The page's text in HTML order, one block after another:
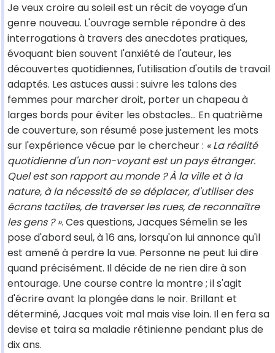
Je veux croire au soleil est un récit de voyage d'un
genre nouveau. L'ouvrage semble répondre à des
interrogations à travers des anecdotes pratiques,
évoquant bien souvent l'anxiété de l'auteur, les
découvertes quotidiennes, l'utilisation d'outils de travail
adaptés. Les astuces aussi : suivre les talons des
femmes pour marcher droit, porter un chapeau à
larges bords pour éviter les obstacles… En quatrième
de couverture, son résumé pose justement les mots
sur l'expérience vécue par le chercheur : « La réalité
quotidienne d'un non-voyant est un pays étranger.
Quel est son rapport au monde ? À la ville et à la
nature, à la nécessité de se déplacer, d'utiliser des
écrans tactiles, de traverser les rues, de reconnaître
les gens ? ». Ces questions, Jacques Sémelin se les
pose d'abord seul, à 16 ans, lorsqu'on lui annonce qu'il
est amené à perdre la vue. Personne ne peut lui dire
quand précisément. Il décide de ne rien dire à son
entourage. Une course contre la montre ; il s'agit
d'écrire avant la plongée dans le noir. Brillant et
déterminé, Jacques voit mal mais vise loin. Il en fera sa
devise et taira sa maladie rétinienne pendant plus de
dix ans.